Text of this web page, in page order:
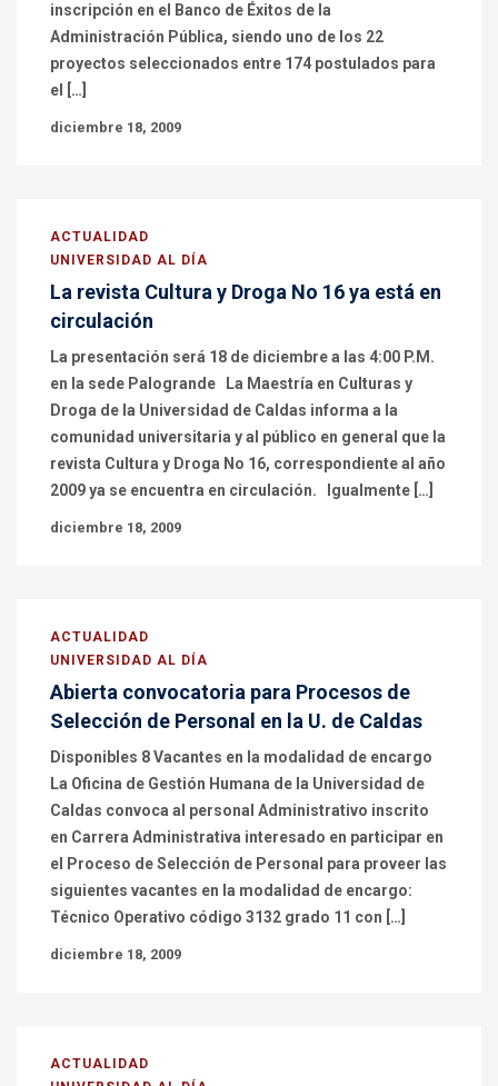
inscripción en el Banco de Éxitos de la
Administración Pública, siendo uno de los 22
proyectos seleccionados entre 174 postulados para
el […]
diciembre 18, 2009
ACTUALIDAD
UNIVERSIDAD AL DÍA
La revista Cultura y Droga No 16 ya está en
circulación
La presentación será 18 de diciembre a las 4:00 P.M.
en la sede Palogrande La Maestría en Culturas y
Droga de la Universidad de Caldas informa a la
comunidad universitaria y al público en general que la
revista Cultura y Droga No 16, correspondiente al año
2009 ya se encuentra en circulación. Igualmente […]
diciembre 18, 2009
ACTUALIDAD
UNIVERSIDAD AL DÍA
Abierta convocatoria para Procesos de
Selección de Personal en la U. de Caldas
Disponibles 8 Vacantes en la modalidad de encargo
La Oficina de Gestión Humana de la Universidad de
Caldas convoca al personal Administrativo inscrito
en Carrera Administrativa interesado en participar en
el Proceso de Selección de Personal para proveer las
siguientes vacantes en la modalidad de encargo:
Técnico Operativo código 3132 grado 11 con […]
diciembre 18, 2009
ACTUALIDAD